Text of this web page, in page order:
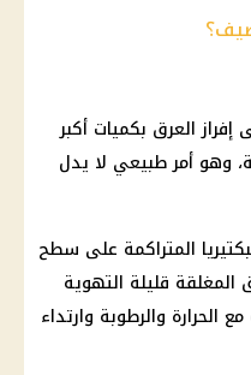
العرق بكميات أكبر
وهو أمر طبيعي لا يدل
المتراكمة على سطح
قليلة التهوية
الحرارة والرطوبة وارتداء